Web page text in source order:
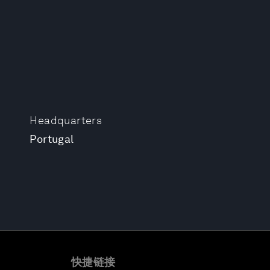
Headquarters
Portugal
快捷链接